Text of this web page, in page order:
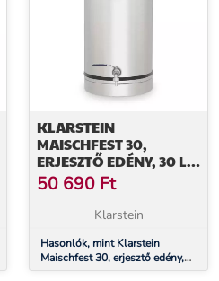
KLARSTEIN
MAISCHFEST 30,
ERJESZTŐ EDÉNY, 30 L,
ERJESZTŐ CSŐ, 304
ROZSDAMENTES ACÉL
50 690 Ft
Klarstein
Hasonlók, mint Klarstein
Maischfest 30, erjesztő edény,
30 l, erjesztő cső, 304